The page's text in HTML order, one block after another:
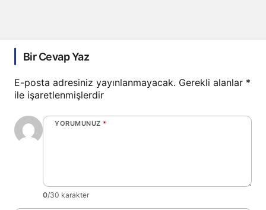
Bir Cevap Yaz
E-posta adresiniz yayınlanmayacak. Gerekli alanlar *
ile işaretlenmişlerdir
YORUMUNUZ *
0/30 karakter